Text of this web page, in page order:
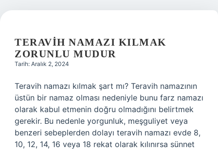
TERAVIH NAMAZI KILMAK
ZORUNLU MUDUR
Tarih: Aralık 2, 2024
Teravih namazı kılmak şart mı? Teravih namazının
üstün bir namaz olması nedeniyle bunu farz namazı
olarak kabul etmenin doğru olmadığını belirtmek
gerekir. Bu nedenle yorgunluk, meşguliyet veya
benzeri sebeplerden dolayı teravih namazı evde 8,
10, 12, 14, 16 veya 18 rekat olarak kılınırsa sünnet